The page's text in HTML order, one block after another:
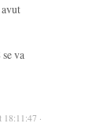
va
18:11:47 ·